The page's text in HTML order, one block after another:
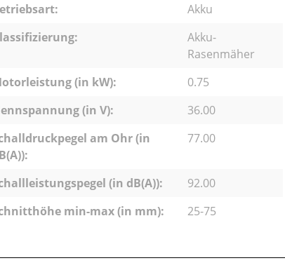
Akku
Akku-
Rasenmäher
(in kW):
0.75
(in V):
36.00
am Ohr (in
77.00
(in dB(A)):
92.00
min-max (in mm):
25-75